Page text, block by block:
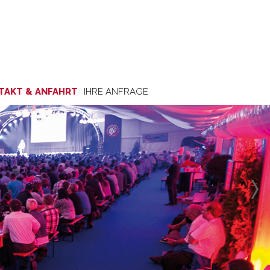
& ANFAHRT IHRE ANFRAGE